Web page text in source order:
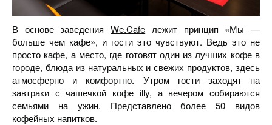
В основе заведенияWe.Cafe лежит принцип «Мы —
больше чем кафе», и гости это чувствуют. Ведь это не
просто кафе, а место, где готовят один из лучших кофе в
городе, блюда из натуральных и свежих продуктов, здесь
атмосферно и комфортно. Утром гости заходят на
завтраки с чашечкой кофе illy, а вечером собираются
семьями на ужин. Представлено более 50 видов
кофейных напитков.